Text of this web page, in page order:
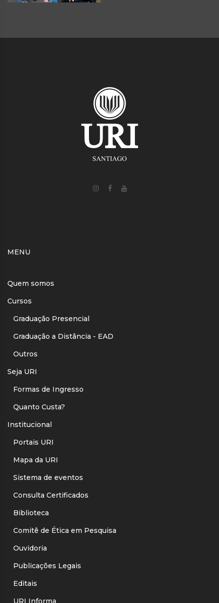
MENU
Quem somos
Cursos
Graduação Presencial
Graduação a Distância - EAD
Outros
Seja URI
Formas de Ingresso
Quanto Custa?
Institucional
Portais URI
Mapa da URI
Sistema de eventos
Consulta Certificados
Biblioteca
Comitê de Ética em Pesquisa
Ouvidoria
Publicações Legais
Editais
URI Informa